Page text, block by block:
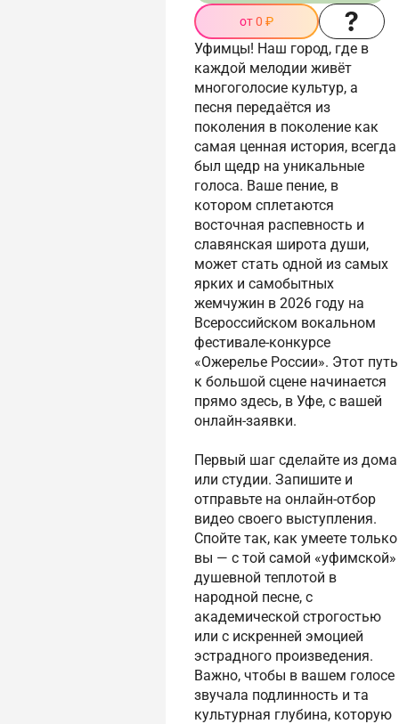
от 0 ₽
Уфимцы! Наш город, где в
каждой мелодии живёт
многоголосие культур, а
песня передаётся из
поколения в поколение как
самая ценная история, всегда
был щедр на уникальные
голоса. Ваше пение, в
котором сплетаются
восточная распевность и
славянская широта души,
может стать одной из самых
ярких и самобытных
жемчужин в 2026 году на
Всероссийском вокальном
фестивале-конкурсе
«Ожерелье России». Этот путь
к большой сцене начинается
прямо здесь, в Уфе, с вашей
онлайн-заявки.
Первый шаг сделайте из дома
или студии. Запишите и
отправьте на онлайн-отбор
видео своего выступления.
Спойте так, как умеете только
вы — с той самой «уфимской»
душевной теплотой в
народной песне, с
академической строгостью
или с искренней эмоцией
эстрадного произведения.
Важно, чтобы в вашем голосе
звучала подлинность и та
культурная глубина, которую